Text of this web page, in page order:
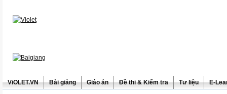
ViOLET.VN Bài giảng Giáo án Đề thi & Kiểm tra Tư liệu E-